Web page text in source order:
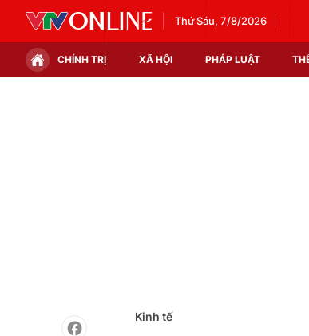
Thứ Sáu, 7/8/2026
CHÍNH TRỊ XÃ HỘI PHÁP LUẬT
Kinh tế